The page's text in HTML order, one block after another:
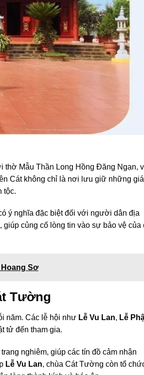
thờ Mẫu Thần Long Hồng Đăng Ngạn,
Cát không chỉ là nơi lưu giữ những
tộc.
ý nghĩa đặc biệt đối với người dân địa
củng cố lòng tin vào sự bảo vệ của
Sơ
Tường
năm. Các lễ hội như Lễ Vu Lan, Lễ
tử đến tham gia.
nghiêm, giúp các tín đồ cảm nhận
Lễ Vu Lan, chùa Cát Tường còn tổ